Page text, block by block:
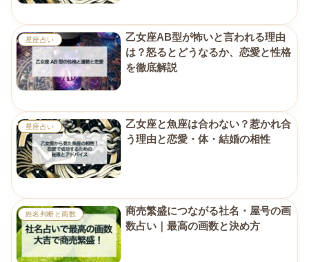
星座占い
乙女座AB型が怖いと言われる理由
は？怒るとどうなるか、恋愛と性格
を徹底解説
星座占い
乙女座と魚座は合わない？惹かれ合
う理由と恋愛・体・結婚の相性
姓名判断と画数
商売繁盛につながる社名・屋号の画
数占い｜最高の画数と決め方